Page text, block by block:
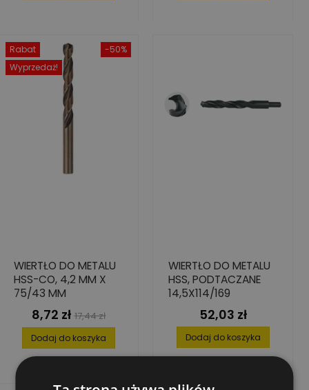
-50%
Rabat
Wyprzedaż!
WIERTŁO DO METALU
HSS-CO, 4,2 MM X
75/43 MM
Cena
8,72 zł Cena
podstawowa
17,44 zł
Dodaj do koszyka
WIERTŁO DO METALU
HSS, PODTACZANE
14,5X114/169
Cena
52,03 zł
Dodaj do koszyka